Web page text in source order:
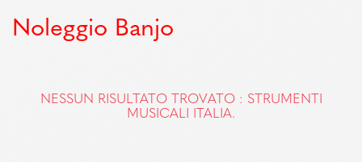
Noleggio Banjo
NESSUN RISULTATO TROVATO : STRUMENTI
MUSICALI ITALIA.